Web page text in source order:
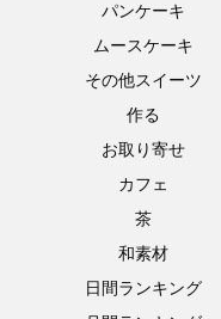
パンケーキ
ムースケーキ
その他スイーツ
作る
お取り寄せ
カフェ
茶
和素材
日間ランキング